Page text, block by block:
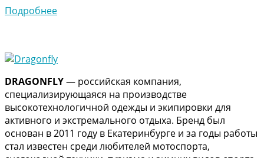
Подробнее
DRAGONFLY— российская компания,
специализирующаяся на производстве
высокотехнологичной одежды и экипировки для
активного и экстремального отдыха. Бренд был
основан в 2011 году в Екатеринбурге и за годы работы
стал известен среди любителей мотоспорта,